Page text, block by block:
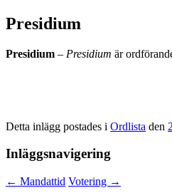
Presidium
Presidium – Presidium är
Detta inlägg postades i Ordlista den
Inläggsnavigering
← Mandattid Votering →